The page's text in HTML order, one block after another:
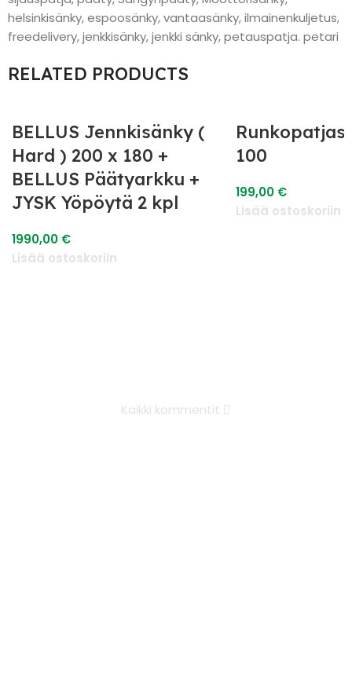
helsinkisänky, espoosänky, vantaasänky, ilmainenkuljetus,
freedelivery, jenkkisänky, jenkki sänky, petauspatja. petari
RELATED PRODUCTS
BELLUS Jennkisänky (
Hard ) 200 x 180 +
BELLUS Päätyarkku +
JYSK Yöpöytä 2 kpl
1990,00 €
Lisää ostoskoriin
100
199,00 €
Lisää ostoskoriin
Kaikki kommentit